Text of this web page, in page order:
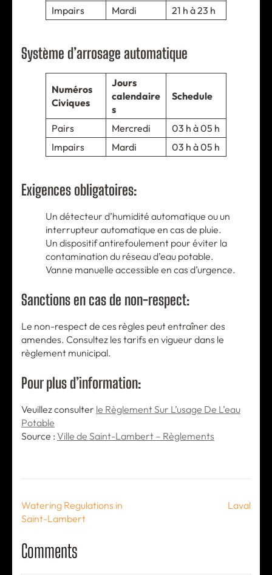
Impairs
Mardi 21 h à 23 h
Système d’arrosage automatique
Numéros
Civiques
Jours
calendaire
s
Schedule
Pairs Mercredi
03 h à 05 h
Impairs
Mardi 03 h à 05 h
Exigences obligatoires:
Un détecteur d’humidité automatique ou un
interrupteur automatique en cas de pluie.
Un dispositif antirefoulement pour éviter la
contamination du réseau d’eau potable.
Vanne manuelle accessible en cas d’urgence.
Sanctions en cas de non-respect:
Le non-respect de ces règles peut entraîner des
amendes. Consultez les tarifs en vigueur dans le
règlement municipal.
Pour plus d’information:
Veuillez consulter le Règlement Sur L’usage De L’eau
Potable
Source : Ville de Saint-Lambert – Règlements
Post
navigation
Watering Regulations in
Saint-Lambert
Laval
Comments